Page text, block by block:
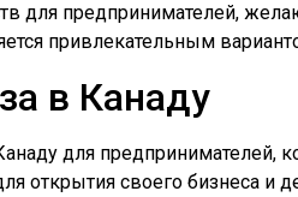
для предпринимателей,
привлекательным
в Канаду
для предпринимателей,
открытия своего бизнеса и